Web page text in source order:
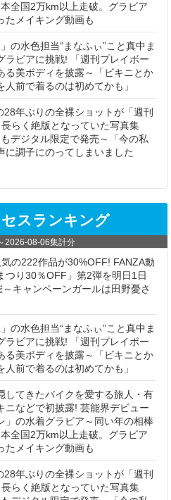
本全国2万km以上走破。グラビア
たメイキング動画も
の水色担当“まなふぃ”こと真中ま
ラビアに挑戦! 「週刊プレイボー
る美ボディを披露～「ビキニとか
前で着るのは初めてかも」
年ぶりの全裸ショットが「週刊
らく絶版となっていた写真集
もデジタル限定で発売～「今の私
に調子にのってしまいました
スランキング
2026-08-06集計分
の222作品が30%OFF! FANZA動
つり30％OFF」第2弾を明日1日
キャンペーンガールは田野憂さ
の水色担当“まなふぃ”こと真中ま
ラビアに挑戦! 「週刊プレイボー
る美ボディを披露～「ビキニとか
前で着るのは初めてかも」
してきたバイクを愛する旅人・有
ニなどで初披露! 芸能界デビュー
」の水着グラビア～同い年の相棒
本全国2万km以上走破。グラビア
たメイキング動画も
年ぶりの全裸ショットが「週刊
らく絶版となっていた写真集